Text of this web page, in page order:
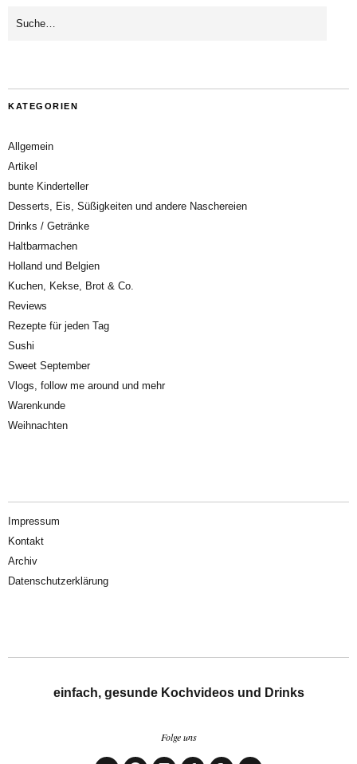
KATEGORIEN
Allgemein
Artikel
bunte Kinderteller
Desserts, Eis, Süßigkeiten und andere Naschereien
Drinks / Getränke
Haltbarmachen
Holland und Belgien
Kuchen, Kekse, Brot & Co.
Reviews
Rezepte für jeden Tag
Sushi
Sweet September
Vlogs, follow me around und mehr
Warenkunde
Weihnachten
Impressum
Kontakt
Archiv
Datenschutzerklärung
einfach, gesunde Kochvideos und Drinks
Folge uns